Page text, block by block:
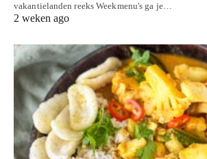
vakantielanden reeks Weekmenu's ga je…
2 weken ago